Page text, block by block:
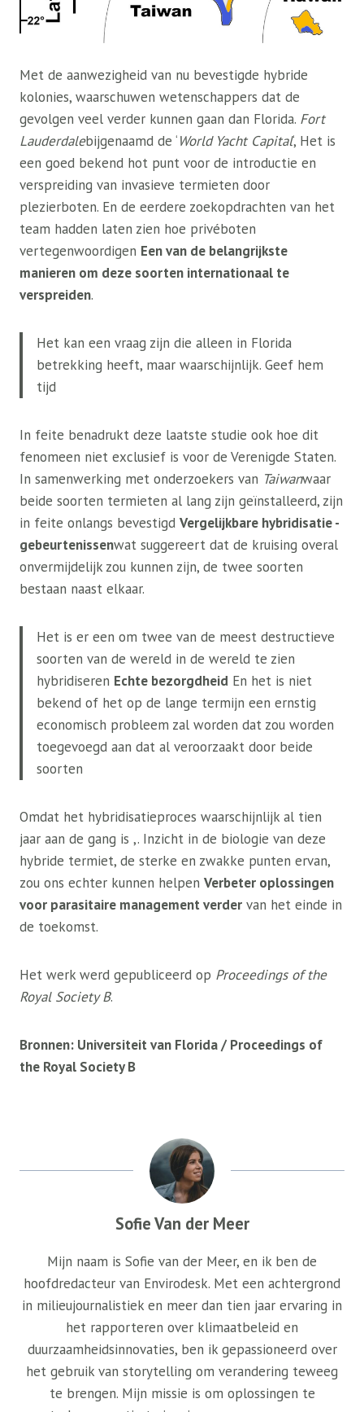
Met de aanwezigheid van nu bevestigde hybride
kolonies, waarschuwen wetenschappers dat de
gevolgen veel verder kunnen gaan dan Florida. Fort
Lauderdalebijgenaamd de ‘World Yacht Capital‘, Het is
een goed bekend hot punt voor de introductie en
verspreiding van invasieve termieten door
plezierboten. En de eerdere zoekopdrachten van het
team hadden laten zien hoe privéboten
vertegenwoordigen Een van de belangrijkste
manieren om deze soorten internationaal te
verspreiden.
Het kan een vraag zijn die alleen in Florida
betrekking heeft, maar waarschijnlijk. Geef hem
tijd
In feite benadrukt deze laatste studie ook hoe dit
fenomeen niet exclusief is voor de Verenigde Staten.
In samenwerking met onderzoekers van Taiwanwaar
beide soorten termieten al lang zijn geïnstalleerd, zijn
in feite onlangs bevestigd Vergelijkbare hybridisatie -
gebeurtenissenwat suggereert dat de kruising overal
onvermijdelijk zou kunnen zijn, de twee soorten
bestaan ​​naast elkaar.
Het is er een om twee van de meest destructieve
soorten van de wereld in de wereld te zien
hybridiseren Echte bezorgdheid En het is niet
bekend of het op de lange termijn een ernstig
economisch probleem zal worden dat zou worden
toegevoegd aan dat al veroorzaakt door beide
soorten
Omdat het hybridisatieproces waarschijnlijk al tien
jaar aan de gang is ,. Inzicht in de biologie van deze
hybride termiet, de sterke en zwakke punten ervan,
zou ons echter kunnen helpen Verbeter oplossingen
voor parasitaire management verder van het einde in
de toekomst.
Het werk werd gepubliceerd op Proceedings of the
Royal Society B.
Bronnen: Universiteit van Florida / Proceedings of
the Royal Society B
Sofie Van der Meer
Mijn naam is Sofie van der Meer, en ik ben de
hoofdredacteur van Envirodesk. Met een achtergrond
in milieujournalistiek en meer dan tien jaar ervaring in
het rapporteren over klimaatbeleid en
duurzaamheidsinnovaties, ben ik gepassioneerd over
het gebruik van storytelling om verandering teweeg
te brengen. Mijn missie is om oplossingen te